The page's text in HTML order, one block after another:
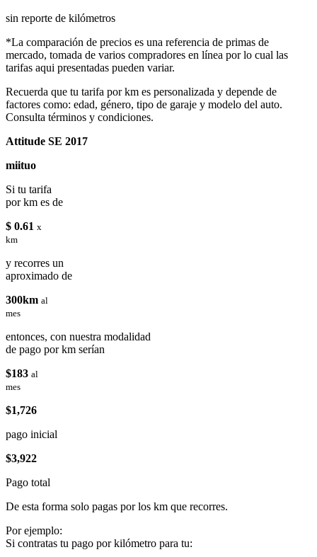
sin reporte de kilómetros
*La comparación de precios es una referencia de primas de
mercado, tomada de varios compradores en línea por lo cual las
tarifas aqui presentadas pueden variar.
Recuerda que tu tarifa por km es personalizada y depende de
factores como: edad, género, tipo de garaje y modelo del auto.
Consulta términos y condiciones.
Attitude SE 2017
miituo
Si tu tarifa
por km es de
$ 0.61 x
km
y recorres un
aproximado de
300km al
mes
entonces, con nuestra modalidad
de pago por km serían
$183 al
mes
$1,726
pago inicial
$3,922
Pago total
De esta forma solo pagas por los km que recorres.
Por ejemplo:
Si contratas tu pago por kilómetro para tu: